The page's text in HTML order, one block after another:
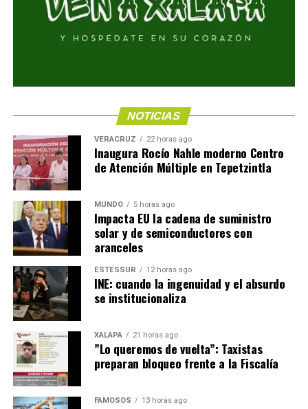
NOTICIAS
VERACRUZ 22 horas ago
Inaugura Rocío Nahle moderno Centro
de Atención Múltiple en Tepetzintla
MUNDO 5 horas ago
Impacta EU la cadena de suministro
solar y de semiconductores con
aranceles
ESTESSUR 12 horas ago
INE: cuando la ingenuidad y el absurdo
se institucionaliza
XALAPA 21 horas ago
​”Lo queremos de vuelta”: Taxistas
preparan bloqueo frente a la Fiscalía
FAMOSOS 13 horas ago